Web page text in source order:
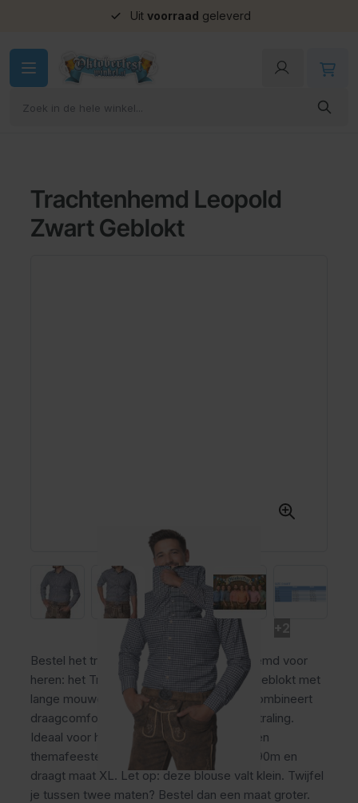
Uit voorraad geleverd
Trachtenhemd Leopold
Zwart Geblokt
Bestel het traditionele Oktoberfest overhemd voor
heren: het Trachtenhemd Leopold zwart geblokt met
lange mouwen. Dit heren trachtenhemd combineert
draagcomfort met een echte Beierse uitstraling.
Ideaal voor het Oktoberfest, bierfeesten en
themafeesten. Het model op de foto is 1,90m en
draagt maat XL. Let op: deze blouse valt klein. Twijfel
je tussen twee maten? Bestel dan een maat groter.